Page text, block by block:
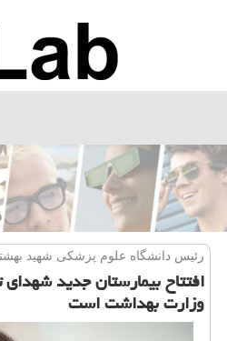
رئیس دانشگاه علوم پزشكی شهید
افتتاح بیمارستان جدید
وزارت بهداشت است